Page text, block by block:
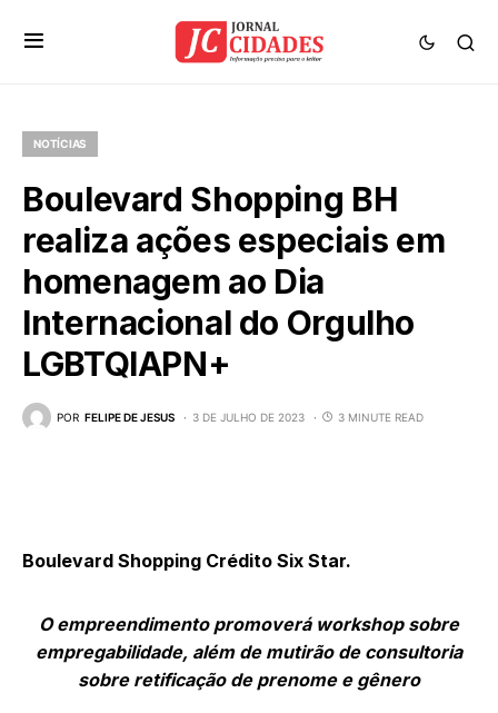
NOTÍCIAS
Boulevard Shopping BH
realiza ações especiais em
homenagem ao Dia
Internacional do Orgulho
LGBTQIAPN+
POR FELIPE DE JESUS 3 DE JULHO DE 2023 3 MINUTE READ
Boulevard Shopping Crédito Six Star.
O empreendimento promoverá workshop sobre
empregabilidade, além de mutirão de consultoria
sobre retificação de prenome e gênero